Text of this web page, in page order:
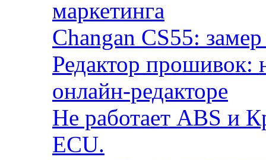
маркетинга
Changan CS55:
Редактор прошивок:
онлайн-редакторе
Не работает ABS и
ECU.